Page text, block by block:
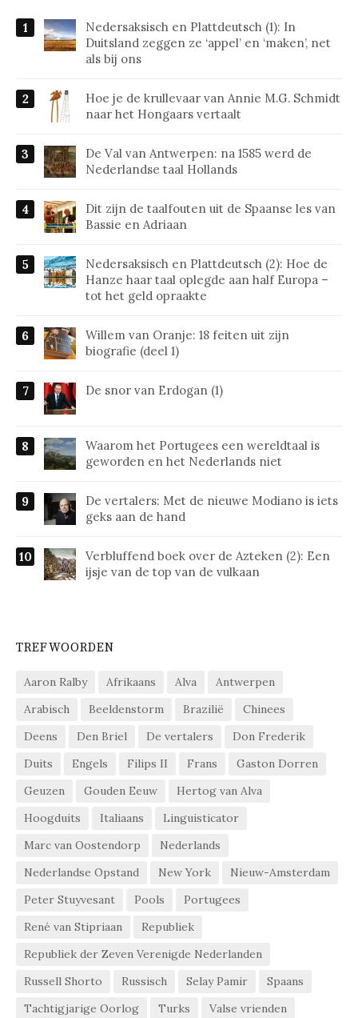
Nedersaksisch en Plattdeutsch (1): In
Duitsland zeggen ze ‘appel’ en ‘maken’, net
als bij ons
Hoe je de krullevaar van Annie M.G. Schmidt
naar het Hongaars vertaalt
De Val van Antwerpen: na 1585 werd de
Nederlandse taal Hollands
Dit zijn de taalfouten uit de Spaanse les van
Bassie en Adriaan
Nedersaksisch en Plattdeutsch (2): Hoe de
Hanze haar taal oplegde aan half Europa –
tot het geld opraakte
Willem van Oranje: 18 feiten uit zijn
biografie (deel 1)
De snor van Erdogan (1)
Waarom het Portugees een wereldtaal is
geworden en het Nederlands niet
De vertalers: Met de nieuwe Modiano is iets
geks aan de hand
Verbluffend boek over de Azteken (2): Een
ijsje van de top van de vulkaan
TREFWOORDEN
Aaron Ralby Afrikaans Alva
Antwerpen
Arabisch
Beeldenstorm Brazilië
Chinees
Deens
Den Briel De vertalers
Don Frederik
Duits
Engels Filips II Frans
Gaston Dorren
Geuzen
Gouden Eeuw
Hertog van Alva
Hoogduits
Italiaans
Linguisticator
Marc van Oostendorp
Nederlands
Nederlandse Opstand
New York
Nieuw-Amsterdam
Peter Stuyvesant
Pools
Portugees
René van Stipriaan
Republiek
Republiek der Zeven Verenigde Nederlanden
Russell Shorto
Russisch Selay Pamir
Spaans
Tachtigjarige Oorlog
Turks Valse vrienden